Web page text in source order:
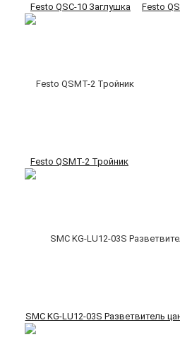
Festo QSC-10 Заглушка Festo
Festo QSMT-2 Тройник
SMC KG-LU12-03S Разветвитель